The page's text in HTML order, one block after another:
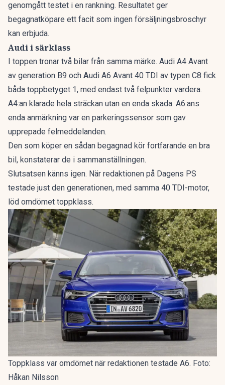
genomgått testet i en rankning. Resultatet ger
begagnatköpare ett facit som ingen försäljningsbroschyr
kan erbjuda.
Audi i särklass
I toppen tronar två bilar från samma märke. Audi A4 Avant
av generation B9 och Audi A6 Avant 40 TDI av typen C8 fick
båda toppbetyget 1, med endast två felpunkter vardera.
A4:an klarade hela sträckan utan en enda skada. A6:ans
enda anmärkning var en parkeringssensor som gav
upprepade felmeddelanden.
Den som köper en sådan begagnad kör fortfarande en bra
bil, konstaterar de i sammanställningen.
Slutsatsen känns igen. När redaktionen på Dagens PS
testade just den generationen, med samma 40 TDI-motor,
löd omdömet toppklass.
Toppklass var omdömet när redaktionen testade A6. Foto:
Håkan Nilsson